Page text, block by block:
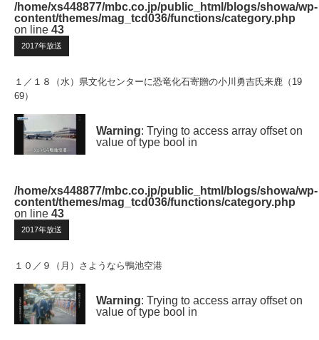
/home/xs448877/mbc.co.jp/public_html/blogs/showa/wp-
content/themes/mag_tcd036/functions/category.php
on line 43
2017年放送
１／１８（水）県文化センターに恐竜化石寄贈の小川勇吉氏来鹿（19
69）
Warning: Trying to access array offset on
value of type bool in
/home/xs448877/mbc.co.jp/public_html/blogs/showa/wp-
content/themes/mag_tcd036/functions/category.php
on line 43
2017年放送
１０／９（月）さようなら鴨池空港
Warning: Trying to access array offset on
value of type bool in